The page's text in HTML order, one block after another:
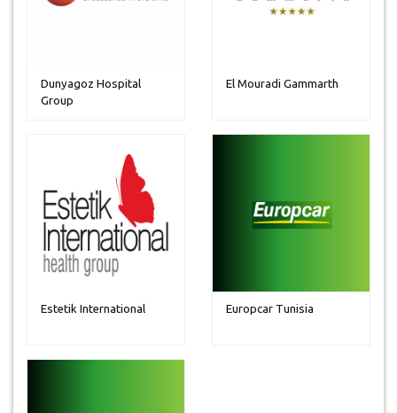
Dunyagoz Hospital
Group
El Mouradi Gammarth
Estetik International Europcar Tunisia